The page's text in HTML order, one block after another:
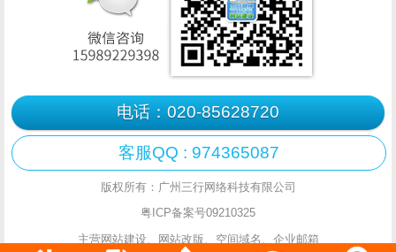
电话：020-85628720
客服QQ : 974365087
版权所有：广州三行网络科技有限公司
粤ICP备案号09210325
主营网站建设、网站改版、空间域名、企业邮箱